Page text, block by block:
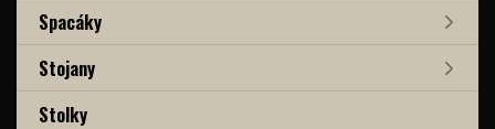
Spacáky
Stojany
Stolky